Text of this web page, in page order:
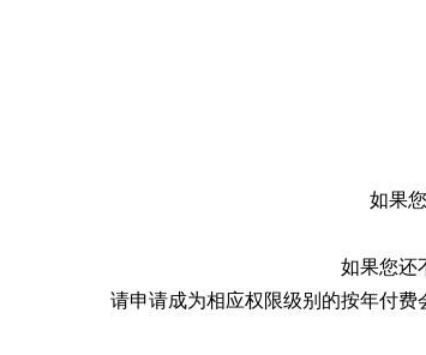
如果
如果您还
请申请成为相应权限级别的按年付费